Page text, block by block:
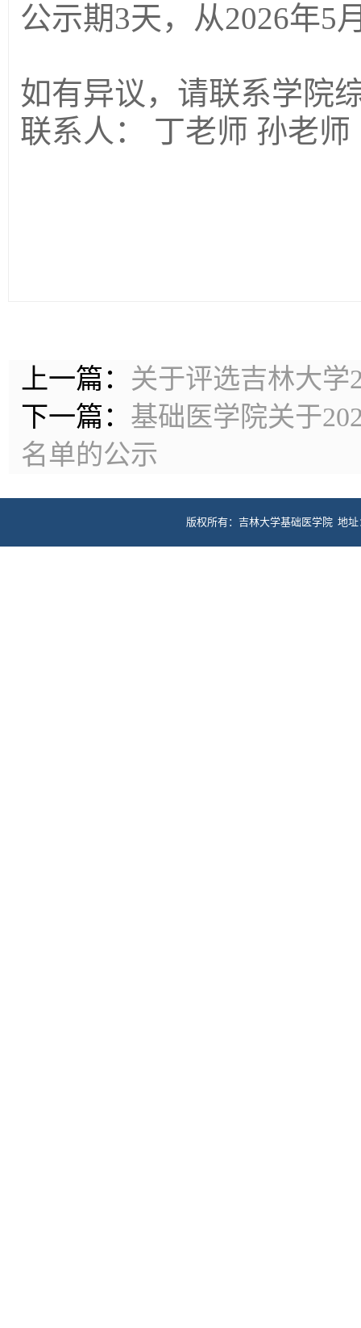
公示期3天，从2026年5
如有异议，请联系学院
联系人：
丁老师 孙老师
上一篇： 关于评选吉林大学
下一篇： 基础医学院关于
名单的公示
版权所有：吉林大学基础医学院 地